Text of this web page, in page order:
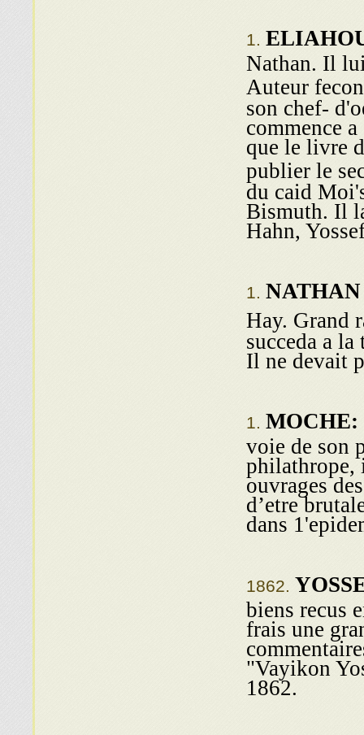
Nathan. Il
Auteur
son chef-
commence
que le livre
publier le
du caid
Bismuth. Il
Hahn,
Hay. Grand
succeda a
Il ne devait
MOCHE:
voie de son
philathrope,
ouvrages
d’etre
dans
biens recus
frais une
"Vayikon
1862.